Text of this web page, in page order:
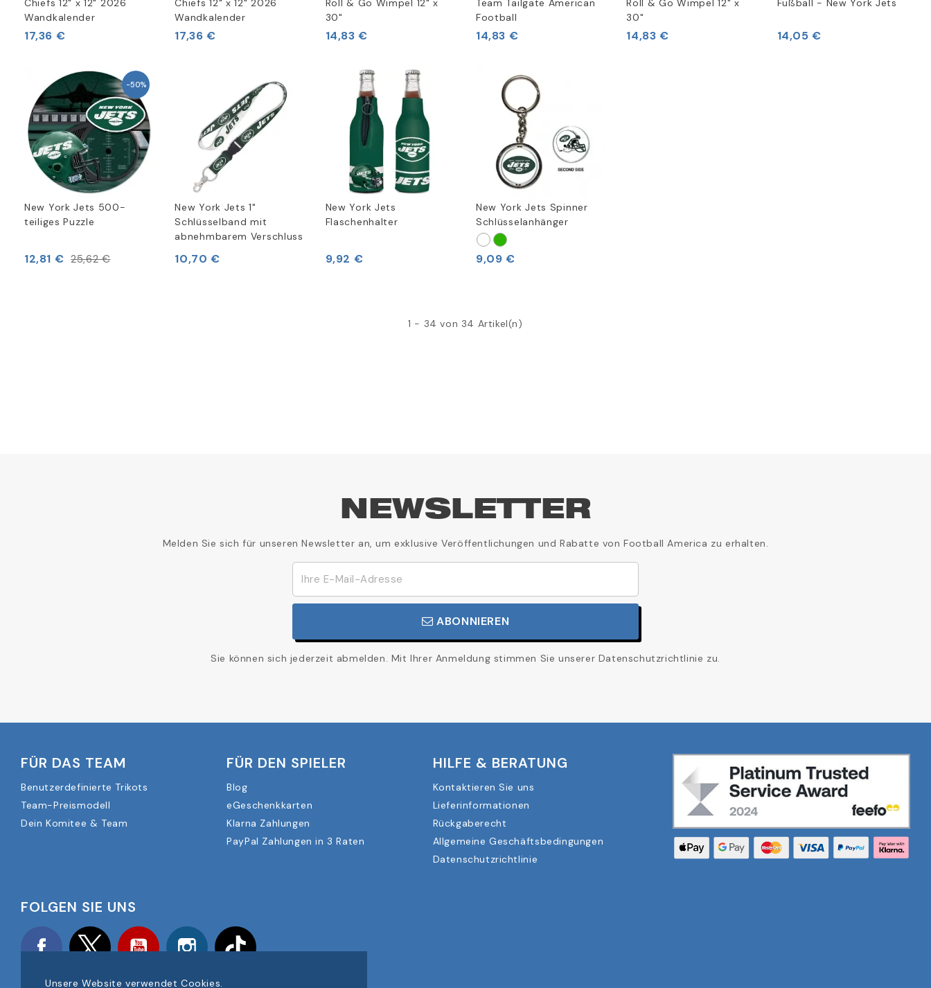
Chiefs 12" x 12" 2026
Wandkalender
17,36 €
Chiefs 12" x 12" 2026
Wandkalender
17,36 €
Roll & Go Wimpel 12" x
30"
14,83 €
Team Tailgate American
Football
14,83 €
Roll & Go Wimpel 12" x
30"
14,83 €
Fußball - New York Jets
14,05 €
-50%
New York Jets 500-
teiliges Puzzle
12,81 € 25,62 €
New York Jets 1"
Schlüsselband mit
abnehmbarem Verschluss
10,70 €
New York Jets
Flaschenhalter
9,92 €
New York Jets Spinner
Schlüsselanhänger
9,09 €
1 - 34 von 34 Artikel(n)
NEWSLETTER
Melden Sie sich für unseren Newsletter an, um exklusive Veröffentlichungen und Rabatte von Football America zu erhalten.
ABONNIEREN
Sie können sich jederzeit abmelden. Mit Ihrer Anmeldung stimmen Sie unserer Datenschutzrichtlinie zu.
FÜR DAS TEAM
Benutzerdefinierte Trikots
Team-Preismodell
Dein Komitee & Team
FÜR DEN SPIELER
Blog
eGeschenkkarten
Klarna Zahlungen
PayPal Zahlungen in 3 Raten
HILFE & BERATUNG
Kontaktieren Sie uns
Lieferinformationen
Rückgaberecht
Allgemeine Geschäftsbedingungen
Datenschutzrichtlinie
FOLGEN SIE UNS
Facebook Twitter YouTube Instagram
Unsere Website verwendet Cookies.